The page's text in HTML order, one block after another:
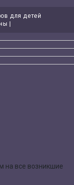
для детей
|
на все возникшие